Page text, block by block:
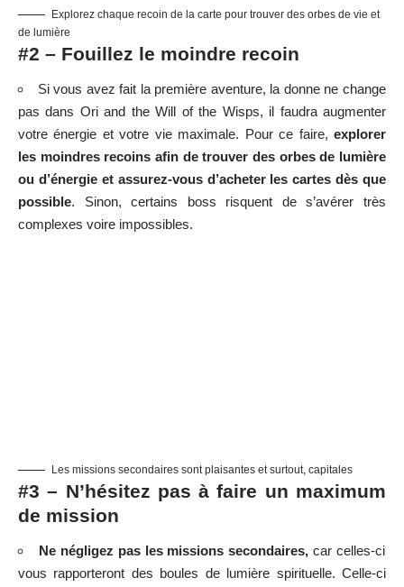
Explorez chaque recoin de la carte pour trouver des orbes de vie et
de lumière
#2 – Fouillez le moindre recoin
Si vous avez fait la première aventure, la donne ne change
pas dans Ori and the Will of the Wisps, il faudra augmenter
votre énergie et votre vie maximale. Pour ce faire, explorer
les moindres recoins afin de trouver des orbes de lumière
ou d’énergie et assurez-vous d’acheter les cartes dès que
possible. Sinon, certains boss risquent de s’avérer très
complexes voire impossibles.
Les missions secondaires sont plaisantes et surtout, capitales
#3 – N’hésitez pas à faire un maximum
de mission
Ne négligez pas les missions secondaires, car celles-ci
vous rapporteront des boules de lumière spirituelle. Celle-ci